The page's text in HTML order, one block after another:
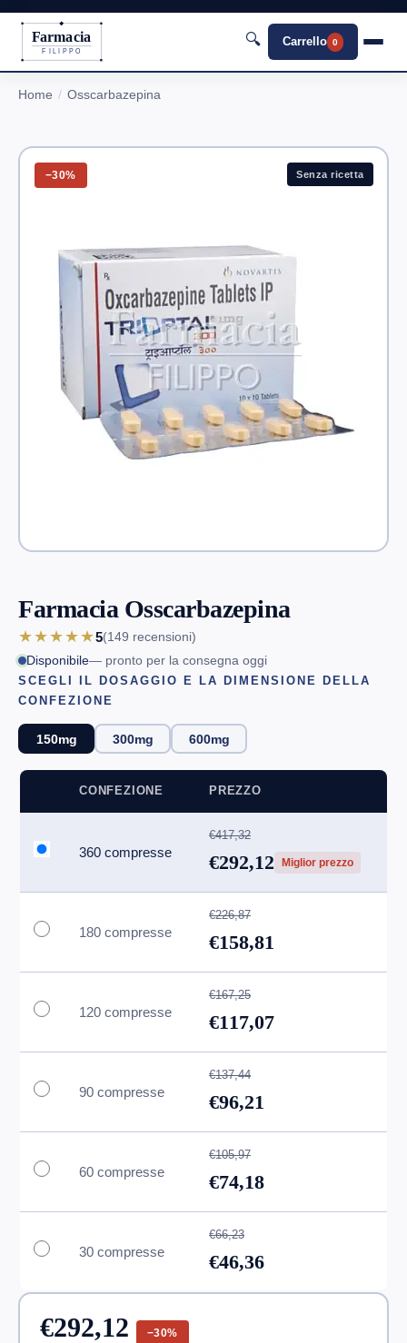
Farmacia
FILIPPO
🔍 Carrello 0
Home Osscarbazepina
−30% Senza ricetta
Farmacia Osscarbazepina
★★★★★5(149 recensioni)
Disponibile— pronto per la consegna oggi
SCEGLI IL DOSAGGIO E LA DIMENSIONE DELLA
CONFEZIONE
150mg 300mg 600mg
CONFEZIONE PREZZO
360 compresse
€417,32
€292,12 Miglior prezzo
180 compresse
€226,87
€158,81
120 compresse
€167,25
€117,07
90 compresse
€137,44
€96,21
60 compresse
€105,97
€74,18
30 compresse
€66,23
€46,36
€292,12 −30%